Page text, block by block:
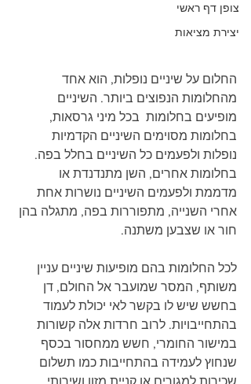
צופן דף ראשי
יצירת מציאות
החלום על שיניים נופלות, הוא אחד
מהחלומות הנפוצים ביותר. השיניים
מופיעים בחלומות  בכל מיני גרסאות,
בחלומות מסוימים השיניים הקדמיות
נופלות ולפעמים כל השיניים בחלל בפה.
בחלומות אחרים, השן מתנדנדת או
מדממת ולפעמים השיניים נושרות אחת
אחרי השנייה, מתפוררות בפה, מתגלה בהן
חור או שצבען משתנה.
לכל החלומות בהם מופיעות שיניים עניין
משותף, המסר שמועבר אל החולם, דן
בחשש שיש לו בקשר לאי יכולת לעמוד
בהתחייבויות. לרוב חרדות אלה קשורות
במישור החומרי, חשש ממחסור בכסף
שנחוץ לעמידה בהתחייבות כמו תשלום
שכירות למגורים או קניית מזון ושירותי